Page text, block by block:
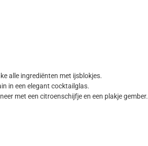
alle ingrediënten met ijsblokjes.
in een elegant cocktailglas.
met een citroenschijfje en een plakje gember.